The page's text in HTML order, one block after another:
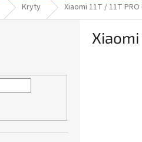
Kryty Xiaomi 11T / 11T
Xiaomi